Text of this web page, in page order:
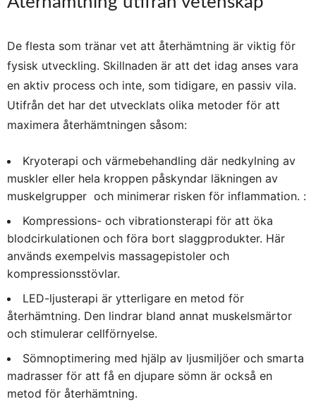
De flesta som tränar vet att återhämtning är viktig för
fysisk utveckling. Skillnaden är att det idag anses vara
en aktiv process och inte, som tidigare, en passiv vila.
Utifrån det har det utvecklats olika metoder för att
maximera återhämtningen såsom:
Kryoterapi och värmebehandling där nedkylning av
muskler eller hela kroppen påskyndar läkningen av
muskelgrupper och minimerar risken för inflammation. :
Kompressions- och vibrationsterapi för att öka
blodcirkulationen och föra bort slaggprodukter. Här
används exempelvis massagepistoler och
kompressionsstövlar.
LED-ljusterapi är ytterligare en metod för
återhämtning. Den lindrar bland annat muskelsmärtor
och stimulerar cellförnyelse.
Sömnoptimering med hjälp av ljusmiljöer och smarta
madrasser för att få en djupare sömn är också en
metod för återhämtning.